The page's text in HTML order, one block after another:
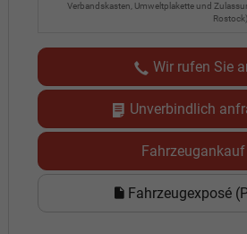
Verbandskasten, Umweltplakette und
Wir rufen Sie
Unverbindlich
Fahrzeugankauf
Fahrzeugexposé